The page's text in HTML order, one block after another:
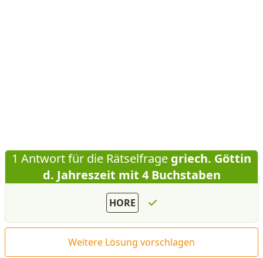
1 Antwort für die Rätselfrage griech. Göttin
d. Jahreszeit mit 4 Buchstaben
HORE
Weitere Lösung vorschlagen